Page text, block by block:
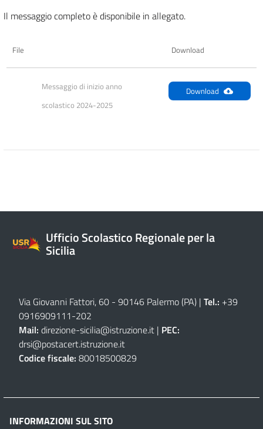
Il messaggio completo è disponibile in allegato.
File Download
Messaggio di inizio anno
scolastico 2024-2025
Download
Ufficio Scolastico Regionale per la
Sicilia
Via Giovanni Fattori, 60 - 90146 Palermo (PA) | Tel.: +39
0916909111-202
Mail: direzione-sicilia@istruzione.it | PEC:
drsi@postacert.istruzione.it
Codice fiscale: 80018500829
INFORMAZIONI SUL SITO